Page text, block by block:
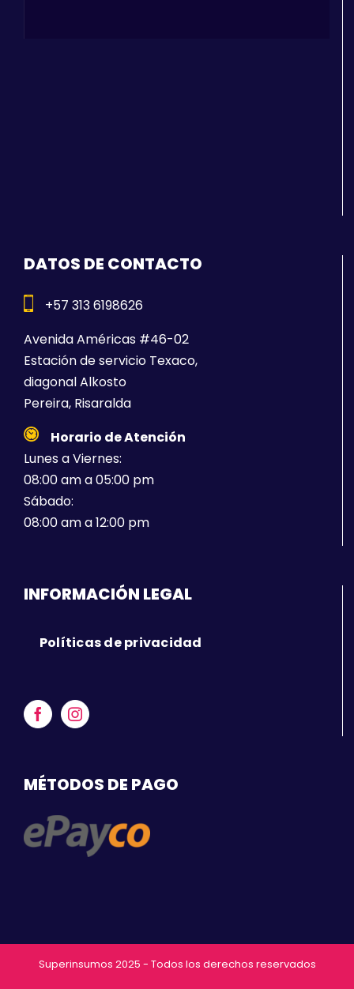
DATOS DE CONTACTO
+57 313 6198626
Avenida Américas #46-02
Estación de servicio Texaco,
diagonal Alkosto
Pereira, Risaralda
Horario de Atención
Lunes a Viernes:
08:00 am a 05:00 pm
Sábado:
08:00 am a 12:00 pm
INFORMACIÓN LEGAL
Políticas de privacidad
MÉTODOS DE PAGO
Superinsumos 2025 - Todos los derechos reservados